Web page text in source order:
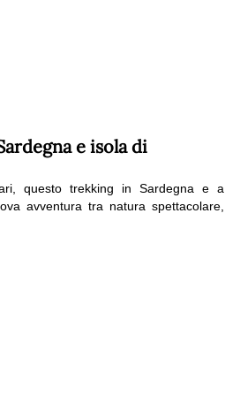
e isola di
questo trekking in Sardegna e a
avventura tra natura spettacolare,